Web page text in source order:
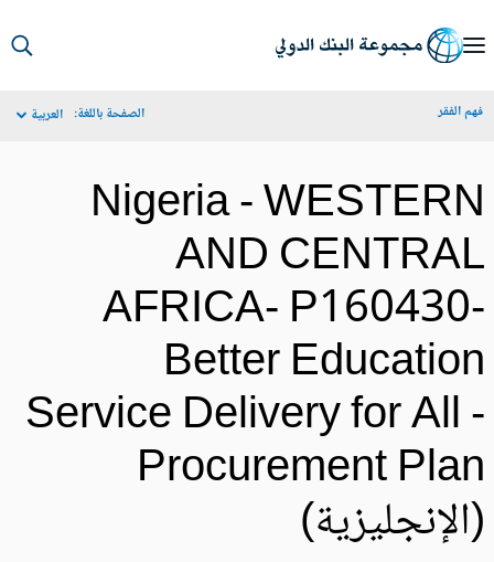
الفقر الصفحة باللغة: العربية
Nigeria -
AND
AFRICA-
Better
Service Delivery for All
Procurement